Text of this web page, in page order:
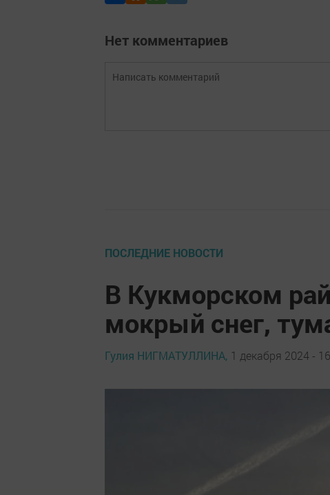
Нет комментариев
ПОСЛЕДНИЕ НОВОСТИ
В Кукморском
мокрый снег,
Гулия НИГМАТУЛЛИНА, 1 декабря 2024 -